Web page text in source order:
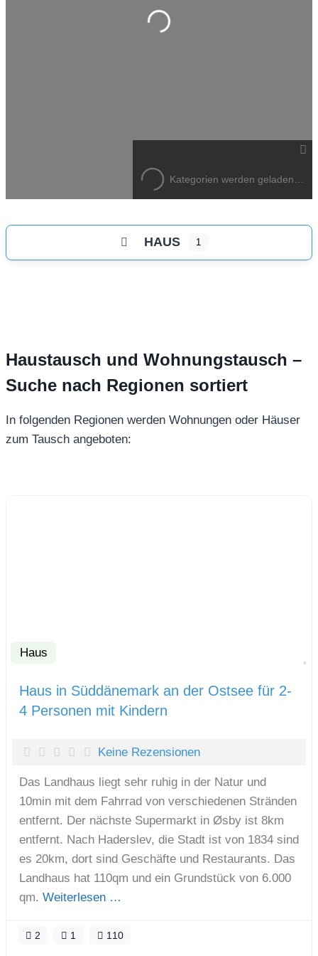
Kategorien werden geladen…
HAUS 1
Haustausch und Wohnungstausch –
Suche nach Regionen sortiert
In folgenden Regionen werden Wohnungen oder Häuser
zum Tausch angeboten:
Haus
Haus in Süddänemark an der Ostsee für 2-
4 Personen mit Kindern
Keine Rezensionen
Das Landhaus liegt sehr ruhig in der Natur und
10min mit dem Fahrrad von verschiedenen Stränden
entfernt. Der nächste Supermarkt in Øsby ist 8km
entfernt. Nach Haderslev, die Stadt ist von 1834 sind
es 20km, dort sind Geschäfte und Restaurants. Das
Landhaus hat 110qm und ein Grundstück von 6.000
qm. Weiterlesen …
2 1 110